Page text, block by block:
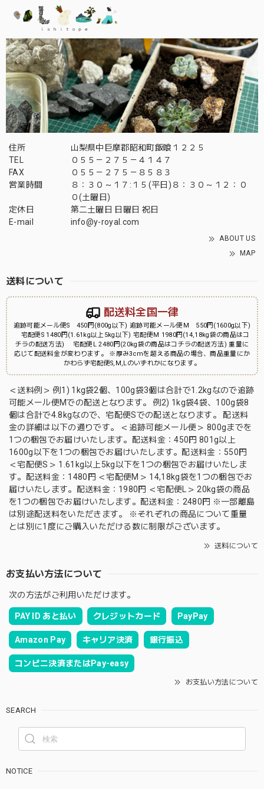
住所
山梨県中巨摩郡昭和町飯喰１２２５
TEL
０５５－２７５－４１４７
FAX
０５５－２７５－８５８３
営業時間
８：３０～１７:１５(平日)８：３０～１２：０
０(土曜日)
定休日
第二土曜日 日曜日 祝日
E-mail
info@y-royal.com
ABOUT US
MAP
送料について
配送料全国一律
追跡可能メール便S 450円(800g以下) 追跡可能メール便M 550円(1600g以下)
宅配便S 1480円(1.61kg以上5kg以下) 宅配便M 1980円(14,18kg袋の商品はコ
チラの配送方法) 宅配便L 2480円(20kg袋の商品はコチラの配送方法) 重量に
応じて配送料金が変わります。 ※厚み3cmを超える商品の場合、商品重量にか
かわらず宅配便S,M,Lのいずれかになります。
＜送料例＞ 例1) 1kg袋2個、100g袋3個は合計で1.2kgなので追跡
可能メール便Mでの配送となります。 例2) 1kg袋4袋、100g袋8
個は合計で4.8kgなので、宅配便Sでの配送となります。 配送料
金の詳細は以下の通りです。 ＜追跡可能メール便＞ 800gまでを
1つの梱包でお届けいたします。配送料金：450円 801g以上
1600g以下を1つの梱包でお届けいたします。配送料金：550円
＜宅配便S＞ 1.61kg以上5kg以下を1つの梱包でお届けいたしま
す。配送料金：1480円 ＜宅配便M＞ 14,18kg袋を1つの梱包でお
届けいたします。配送料金：1980円 ＜宅配便L＞ 20kg袋の商品
を1つの梱包でお届けいたします。配送料金：2480円 ※一部離島
は別途配送料をいただきます。 ※それぞれの商品について重量
とは別に1度にご購入いただける数に制限がございます。
送料について
お支払い方法について
次の方法がご利用いただけます。
PAY ID あと払い クレジットカード PayPay
Amazon Pay キャリア決済 銀行振込
コンビニ決済またはPay-easy
お支払い方法について
SEARCH
NOTICE